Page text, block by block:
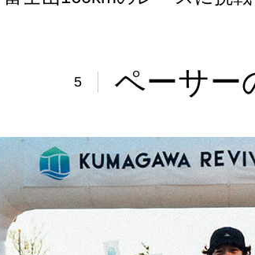
5 ペーサー